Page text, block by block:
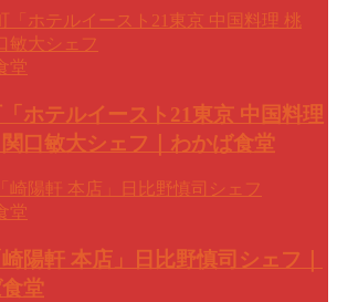
堂
ホテルイースト21東京 中国料理
口敏大シェフ｜わかば食堂
堂
陽軒 本店」日比野慎司シェフ｜
堂